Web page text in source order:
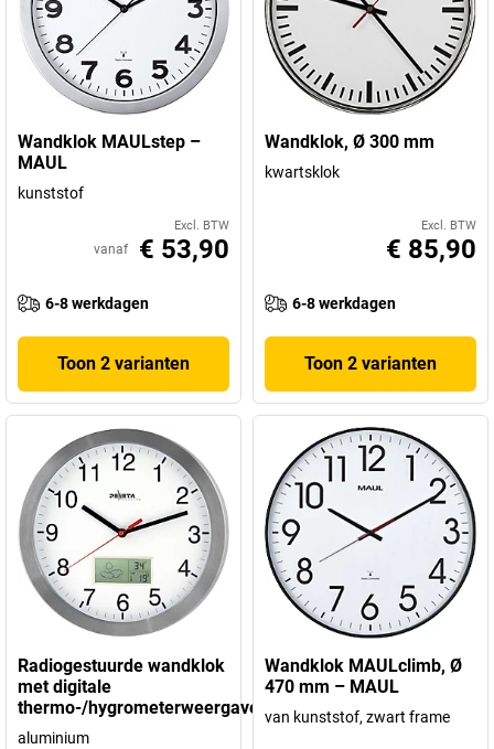
Wandklok MAULstep –
MAUL
kunststof
Excl. BTW
vanaf € 53,90
6-8 werkdagen
Toon 2 varianten
Wandklok, Ø 300 mm
kwartsklok
Excl. BTW
€ 85,90
6-8 werkdagen
Toon 2 varianten
Radiogestuurde wandklok
met digitale
thermo-/hygrometerweergave
aluminium
Wandklok MAULclimb, Ø
470 mm – MAUL
van kunststof, zwart frame